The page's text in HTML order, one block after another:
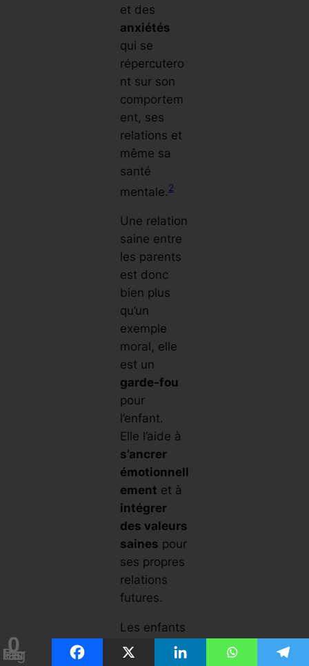
et des
anxiétés
qui se
répercutero
nt sur son
comportem
ent, ses
relations et
même sa
santé
mentale.2
Une relation
saine entre
les parents
est donc
bien plus
qu’un
exemple
moral, elle
est un
garde-fou
pour
l’enfant.
Elle l’aide à
s’ancrer
émotionnell
ement et à
intégrer
des valeurs
saines pour
ses propres
relations
futures.
Les enfants
apprennent
0
Partages